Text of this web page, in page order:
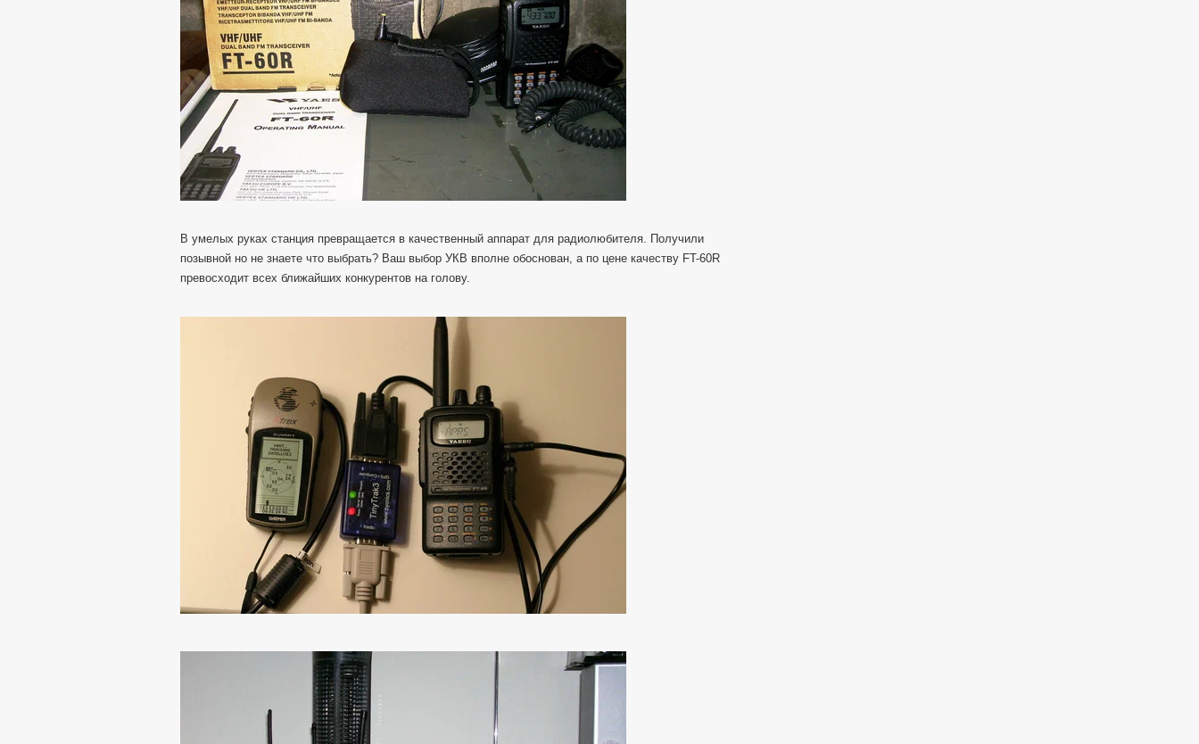
В умелых руках станция превращается в качественный аппарат для радиолюбителя. Получили
позывной но не знаете что выбрать? Ваш выбор УКВ вполне обоснован, а по цене качеству FT-60R
превосходит всех ближайших конкурентов на голову.